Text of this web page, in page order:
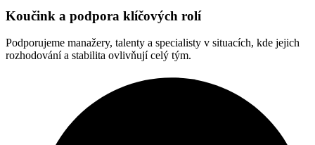
Koučink a podpora klíčových rolí
Podporujeme manažery, talenty a specialisty v situacích, kde jejich
rozhodování a stabilita ovlivňují celý tým.